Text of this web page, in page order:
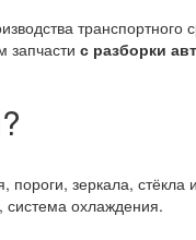
запчасти с разборки
зеркала, стёкла
система охлаждения.